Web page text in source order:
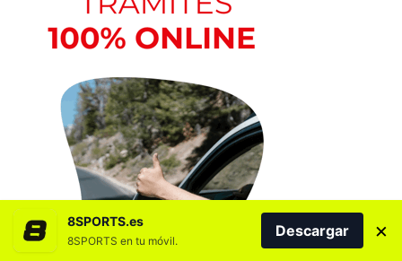
8SPORTS.es
8SPORTS en tu móvil.
Descargar ×